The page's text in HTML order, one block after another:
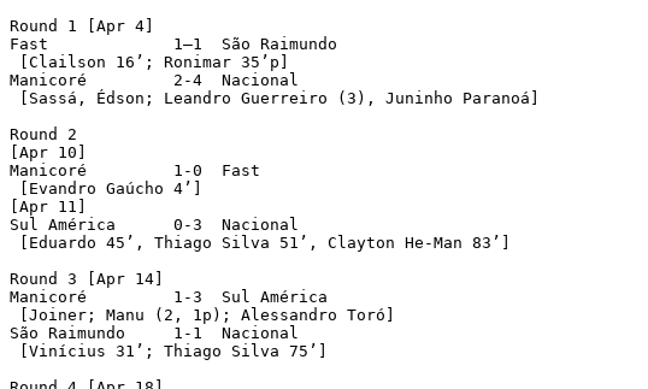
Round 1 [Apr 4]
Fast	         1–1  São Raimundo
[Clailson 16’; Ronimar 35’p]
Manicoré         2-4  Nacional
[Sassá, Édson; Leandro Guerreiro (3), Juninho Paranoá]
Round 2
[Apr 10]
Manicoré         1-0  Fast
[Evandro Gaúcho 4’]
[Apr 11]
Sul América      0-3  Nacional
[Eduardo 45’, Thiago Silva 51’, Clayton He-Man 83’]
Round 3 [Apr 14]
Manicoré         1-3  Sul América
[Joiner; Manu (2, 1p); Alessandro Toró]
São Raimundo     1-1  Nacional
[Vinícius 31’; Thiago Silva 75’]